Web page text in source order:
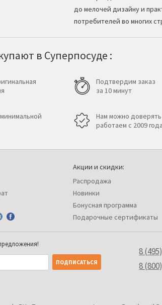
до мелочей дизайну и
потребителей во многих
в Суперпосуде :
Подтвердим заказ
за 10 минут
Нам можно доверять
работаем с 2009 года
Акции и скидки:
Распродажа
Новинки
Бонусная программа
Подарочные сертификаты
8
8